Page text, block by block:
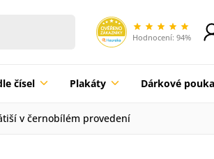
Hodnocení: 94%
čísel Plakáty Dárkové
v černobílém provedení